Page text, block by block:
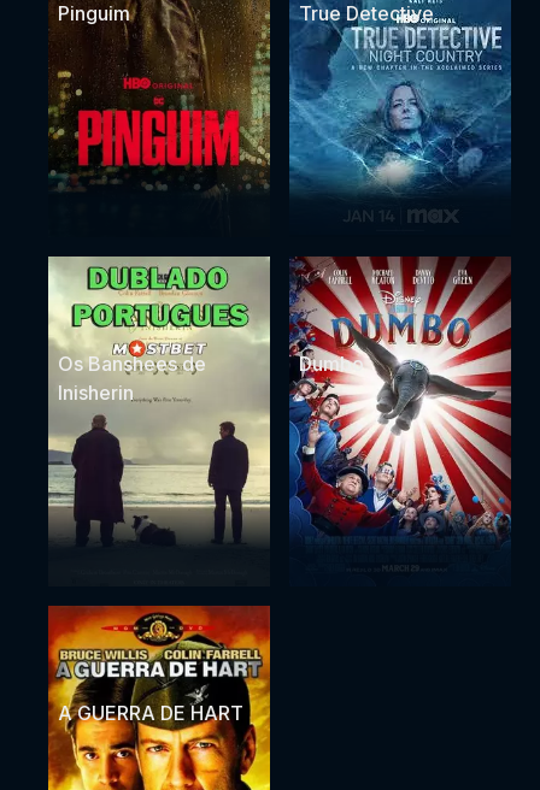
Pinguim True Detective
Os Banshees de
Inisherin
Dumbo
A GUERRA DE HART